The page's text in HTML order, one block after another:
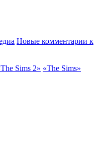
Новые комментарии к
Sims 2» «The Sims»